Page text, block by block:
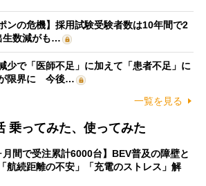
ンの危機】採用試験受験者数は10年間で2
数減がも…
少で「医師不足」に加えて「患者不足」に
が限界に 今後…
一覧を見る
乗ってみた、使ってみた
月間で受注累計6000台】BEV普及の障壁と
航続距離の不安」「充電のストレス」解